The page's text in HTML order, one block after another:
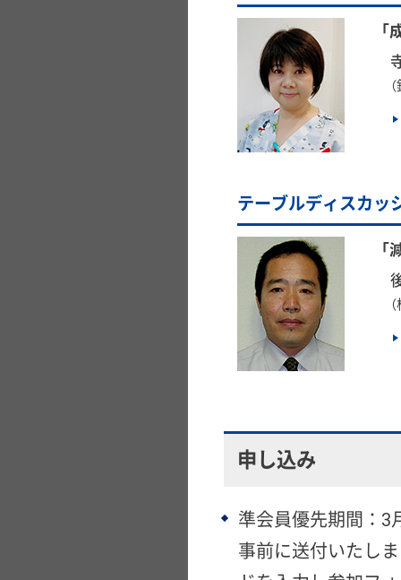
テーブルディスカッ
申し込み
準会員優先期間：3
事前に送付いたし